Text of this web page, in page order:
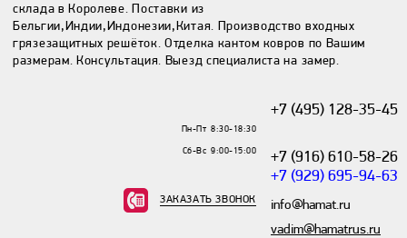
склада в Королеве. Поставки из
Бельгии,Индии,Индонезии,Китая. Производство входных
грязезащитных решёток. Отделка кантом ковров по Вашим
размерам. Консультация. Выезд специалиста на замер.
+7 (495) 128-35-45
+7 (916) 610-58-26
+7 (929) 695-94-63
info@hamat.ru
vadim@hamatrus.ru
Пн-Пт 8:30-18:30
Сб-Вс 9:00-15:00
ЗАКАЗАТЬ ЗВОНОК